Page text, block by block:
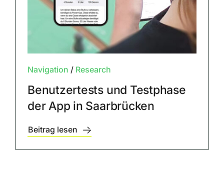
Navigation / Research
Benutzertests und Testphase
der App in Saarbrücken
Beitrag lesen